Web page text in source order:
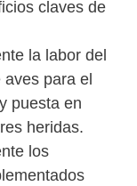
claves de
la labor del
para el
puesta en
heridas.
los